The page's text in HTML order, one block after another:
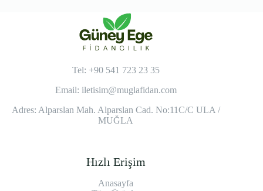
Tel: +90 541 723 23 35
Email: iletisim@muglafidan.com
Adres: Alparslan Mah. Alparslan Cad. No:11C/C ULA /
MUĞLA
Hızlı Erişim
Anasayfa